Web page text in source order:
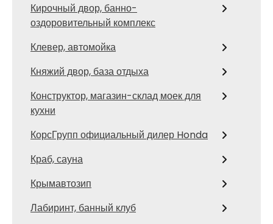
Кирочный двор, банно-
оздоровительный комплекс
Клевер, автомойка
Княжий двор, база отдыха
Конструктор, магазин-склад моек для
кухни
КорсГрупп официальный дилер Honda
Краб, сауна
Крымавтозип
Лабиринт, банный клуб